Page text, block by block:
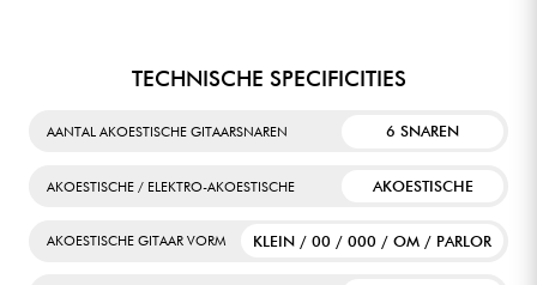
TECHNISCHE SPECIFICITIES
AANTAL AKOESTISCHE GITAARSNAREN 6 SNAREN
AKOESTISCHE / ELEKTRO-AKOESTISCHE AKOESTISCHE
AKOESTISCHE GITAAR VORM KLEIN / 00 / 000 / OM / PARLOR